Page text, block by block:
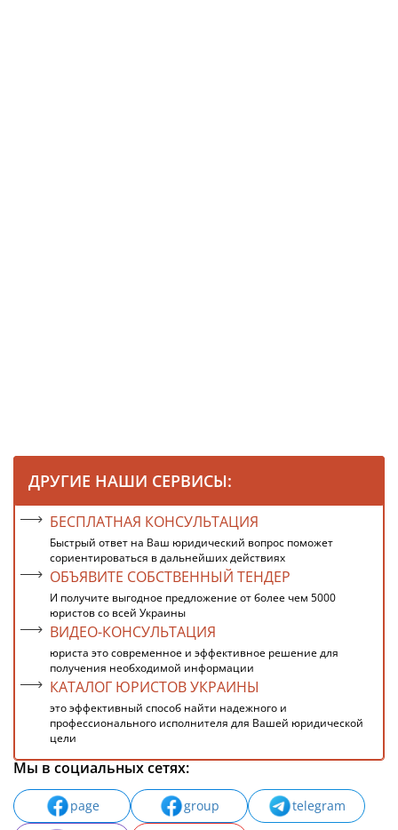
ДРУГИЕ НАШИ СЕРВИСЫ:
БЕСПЛАТНАЯ КОНСУЛЬТАЦИЯ
Быстрый ответ на Ваш юридический вопрос поможет
сориентироваться в дальнейших действиях
ОБЪЯВИТЕ СОБСТВЕННЫЙ ТЕНДЕР
И получите выгодное предложение от более чем 5000
юристов со всей Украины
ВИДЕО-КОНСУЛЬТАЦИЯ
юриста это современное и эффективное решение для
получения необходимой информации
КАТАЛОГ ЮРИСТОВ УКРАИНЫ
это эффективный способ найти надежного и
профессионального исполнителя для Вашей юридической
цели
Мы в социальных сетях:
page group
telegram